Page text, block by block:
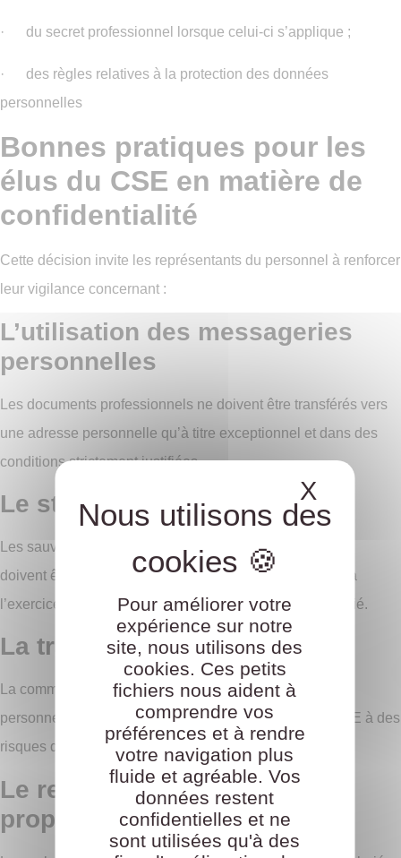
Pour améliorer votre
expérience sur notre
site, nous utilisons des
cookies. Ces petits
fichiers nous aident à
comprendre vos
préférences et à rendre
votre navigation plus
fluide et agréable. Vos
données restent
confidentielles et ne
sont utilisées qu'à des
X
· du secret professionnel lorsque celui-ci s’applique ;
· des règles relatives à la protection des données
personnelles
Bonnes pratiques pour les
élus du CSE en matière de
confidentialité
Cette décision invite les représentants du personnel à renforcer
leur vigilance concernant :
L’utilisation des messageries
personnelles
Les documents professionnels ne doivent être transférés vers
une adresse personnelle qu’à titre exceptionnel et dans des
conditions strictement justifiées.
Le stockage des documents
Les sauvegardes réalisées sur des supports personnels
doivent être limitées aux seuls documents nécessaires à
l’exercice du mandat ou à la défense des droits du salarié.
La transmission à des tiers
La communication de documents confidentiels à des
personnes extérieures à l’entreprise expose l’élu du CSE à des
risques disciplinaires importants.
Le respect du principe de
proportionnalité